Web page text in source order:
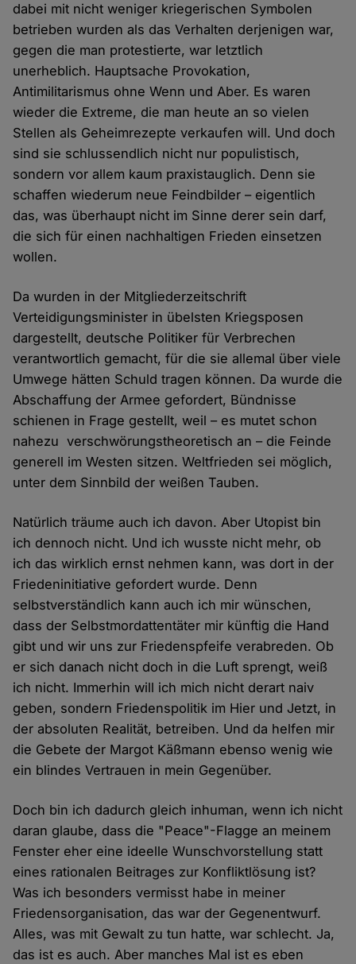
dabei mit nicht weniger kriegerischen Symbolen
betrieben wurden als das Verhalten derjenigen war,
gegen die man protestierte, war letztlich
unerheblich. Hauptsache Provokation,
Antimilitarismus ohne Wenn und Aber. Es waren
wieder die Extreme, die man heute an so vielen
Stellen als Geheimrezepte verkaufen will. Und doch
sind sie schlussendlich nicht nur populistisch,
sondern vor allem kaum praxistauglich. Denn sie
schaffen wiederum neue Feindbilder – eigentlich
das, was überhaupt nicht im Sinne derer sein darf,
die sich für einen nachhaltigen Frieden einsetzen
wollen.
Da wurden in der Mitgliederzeitschrift
Verteidigungsminister in übelsten Kriegsposen
dargestellt, deutsche Politiker für Verbrechen
verantwortlich gemacht, für die sie allemal über viele
Umwege hätten Schuld tragen können. Da wurde die
Abschaffung der Armee gefordert, Bündnisse
schienen in Frage gestellt, weil – es mutet schon
nahezu verschwörungstheoretisch an – die Feinde
generell im Westen sitzen. Weltfrieden sei möglich,
unter dem Sinnbild der weißen Tauben.
Natürlich träume auch ich davon. Aber Utopist bin
ich dennoch nicht. Und ich wusste nicht mehr, ob
ich das wirklich ernst nehmen kann, was dort in der
Friedeninitiative gefordert wurde. Denn
selbstverständlich kann auch ich mir wünschen,
dass der Selbstmordattentäter mir künftig die Hand
gibt und wir uns zur Friedenspfeife verabreden. Ob
er sich danach nicht doch in die Luft sprengt, weiß
ich nicht. Immerhin will ich mich nicht derart naiv
geben, sondern Friedenspolitik im Hier und Jetzt, in
der absoluten Realität, betreiben. Und da helfen mir
die Gebete der Margot Käßmann ebenso wenig wie
ein blindes Vertrauen in mein Gegenüber.
Doch bin ich dadurch gleich inhuman, wenn ich nicht
daran glaube, dass die "Peace"-Flagge an meinem
Fenster eher eine ideelle Wunschvorstellung statt
eines rationalen Beitrages zur Konfliktlösung ist?
Was ich besonders vermisst habe in meiner
Friedensorganisation, das war der Gegenentwurf.
Alles, was mit Gewalt zu tun hatte, war schlecht. Ja,
das ist es auch. Aber manches Mal ist es eben